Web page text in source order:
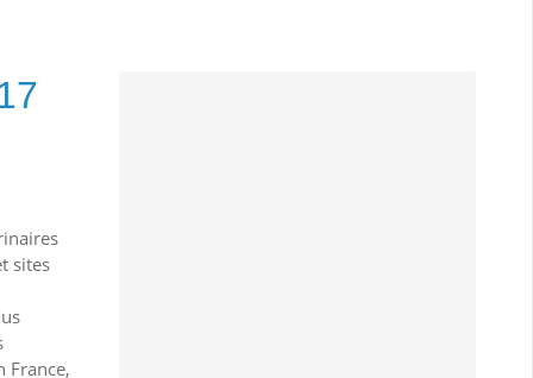
sites
France,